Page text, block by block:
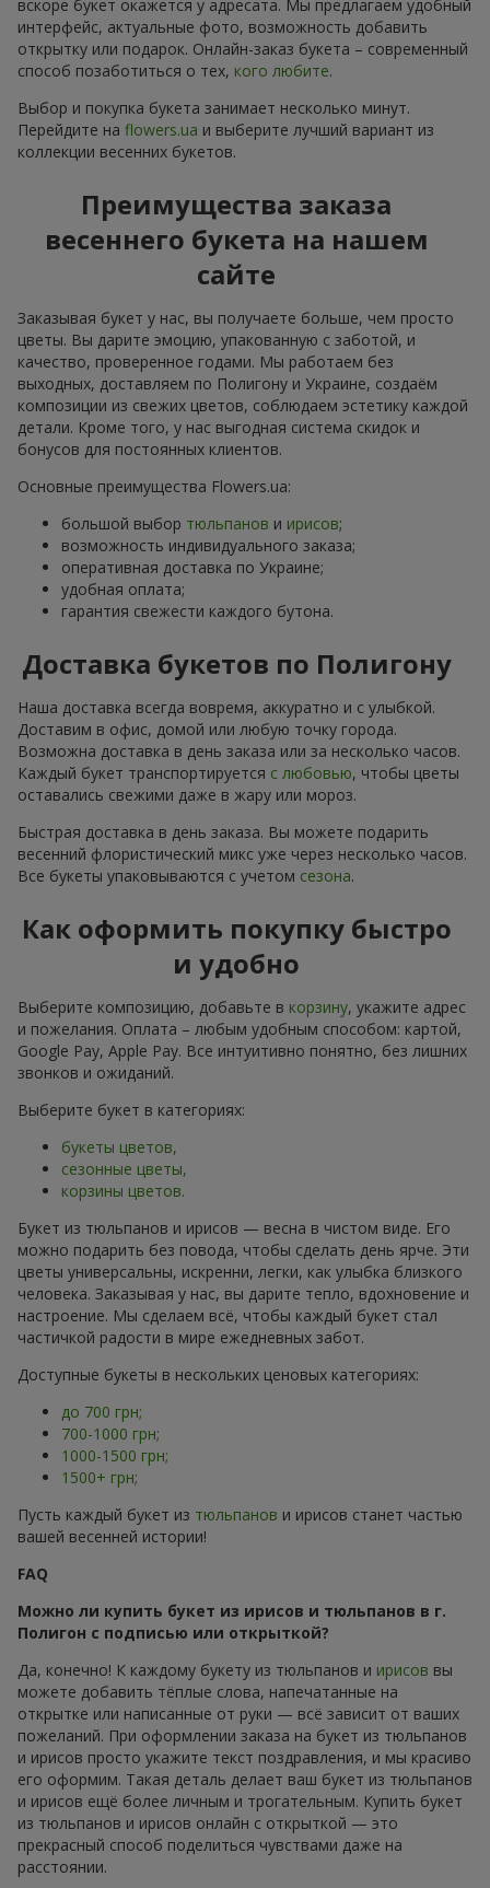
вскоре букет окажется у адресата. Мы предлагаем удобный
интерфейс, актуальные фото, возможность добавить
открытку или подарок. Онлайн-заказ букета – современный
способ позаботиться о тех, кого любите.
Выбор и покупка букета занимает несколько минут.
Перейдите на flowers.ua и выберите лучший вариант из
коллекции весенних букетов.
Преимущества заказа
весеннего букета на нашем
сайте
Заказывая букет у нас, вы получаете больше, чем просто
цветы. Вы дарите эмоцию, упакованную с заботой, и
качество, проверенное годами. Мы работаем без
выходных, доставляем по Полигону и Украине, создаём
композиции из свежих цветов, соблюдаем эстетику каждой
детали. Кроме того, у нас выгодная система скидок и
бонусов для постоянных клиентов.
Основные преимущества Flowers.ua:
большой выбор тюльпанов и ирисов;
возможность индивидуального заказа;
оперативная доставка по Украине;
удобная оплата;
гарантия свежести каждого бутона.
Доставка букетов по Полигону
Наша доставка всегда вовремя, аккуратно и с улыбкой.
Доставим в офис, домой или любую точку города.
Возможна доставка в день заказа или за несколько часов.
Каждый букет транспортируется с любовью, чтобы цветы
оставались свежими даже в жару или мороз.
Быстрая доставка в день заказа. Вы можете подарить
весенний флористический микс уже через несколько часов.
Все букеты упаковываются с учетом сезона.
Как оформить покупку быстро
и удобно
Выберите композицию, добавьте в корзину, укажите адрес
и пожелания. Оплата – любым удобным способом: картой,
Google Pay, Apple Pay. Все интуитивно понятно, без лишних
звонков и ожиданий.
Выберите букет в категориях:
букеты цветов,
сезонные цветы,
корзины цветов.
Букет из тюльпанов и ирисов — весна в чистом виде. Его
можно подарить без повода, чтобы сделать день ярче. Эти
цветы универсальны, искренни, легки, как улыбка близкого
человека. Заказывая у нас, вы дарите тепло, вдохновение и
настроение. Мы сделаем всё, чтобы каждый букет стал
частичкой радости в мире ежедневных забот.
Доступные букеты в нескольких ценовых категориях:
до 700 грн;
700-1000 грн;
1000-1500 грн;
1500+ грн;
Пусть каждый букет из тюльпанов и ирисов станет частью
вашей весенней истории!
FAQ
Можно ли купить букет из ирисов и тюльпанов в г.
Полигон с подписью или открыткой?
Да, конечно! К каждому букету из тюльпанов и ирисов вы
можете добавить тёплые слова, напечатанные на
открытке или написанные от руки — всё зависит от ваших
пожеланий. При оформлении заказа на букет из тюльпанов
и ирисов просто укажите текст поздравления, и мы красиво
его оформим. Такая деталь делает ваш букет из тюльпанов
и ирисов ещё более личным и трогательным. Купить букет
из тюльпанов и ирисов онлайн с открыткой — это
прекрасный способ поделиться чувствами даже на
расстоянии.